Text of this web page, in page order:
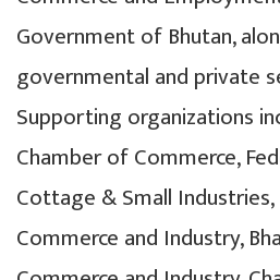
Government of Bhutan,
governmental and private
Supporting organizations
Chamber of Commerce,
Cottage & Small
Commerce and Industry,